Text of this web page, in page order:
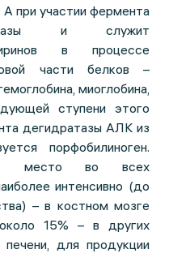
А при участии фермента
и служит
в процессе
части белков –
миоглобина,
ступени этого
дегидратазы АЛК из
порфобилиноген.
место во всех
интенсивно (до
– в костном мозге
15% – в других
для продукции